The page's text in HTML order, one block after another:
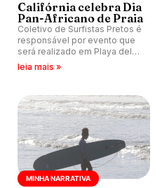
Califórnia celebra Dia
Pan-Africano de Praia
Coletivo de Surfistas Pretos é
responsável por evento que
será realizado em Playa del
Rey com aulas gratuitas de
leia mais »
MINHA NARRATIVA